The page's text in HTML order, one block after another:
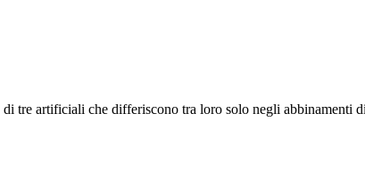
tre artificiali che differiscono tra loro solo negli abbinamenti